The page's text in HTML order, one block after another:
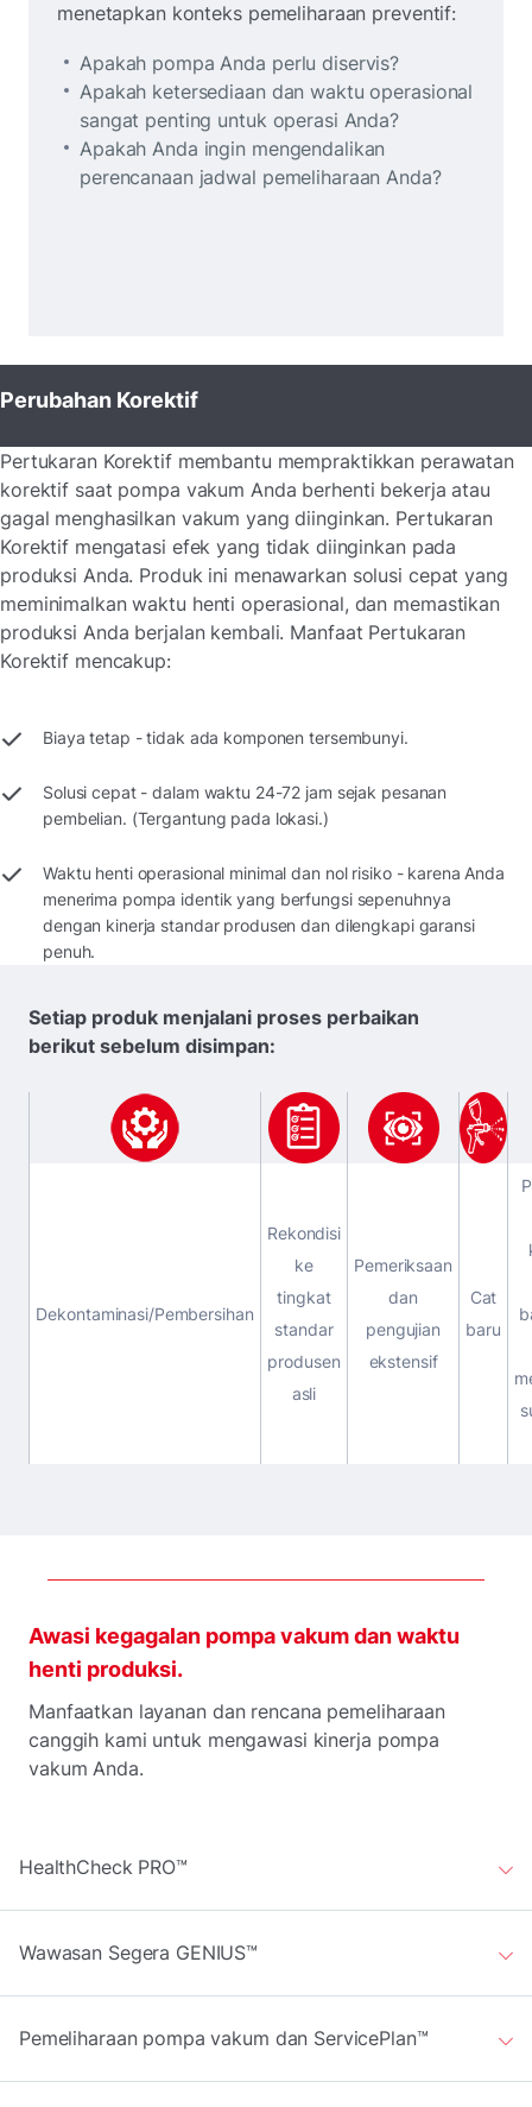
menetapkan konteks pemeliharaan preventif:
Apakah pompa Anda perlu diservis?
Apakah ketersediaan dan waktu operasional
sangat penting untuk operasi Anda?
Apakah Anda ingin mengendalikan
perencanaan jadwal pemeliharaan Anda?
Perubahan Korektif
Pertukaran Korektif membantu mempraktikkan perawatan
korektif saat pompa vakum Anda berhenti bekerja atau
gagal menghasilkan vakum yang diinginkan. Pertukaran
Korektif mengatasi efek yang tidak diinginkan pada
produksi Anda. Produk ini menawarkan solusi cepat yang
meminimalkan waktu henti operasional, dan memastikan
produksi Anda berjalan kembali. Manfaat Pertukaran
Korektif mencakup:
Biaya tetap - tidak ada komponen tersembunyi.
Solusi cepat - dalam waktu 24-72 jam sejak pesanan
pembelian. (Tergantung pada lokasi.)
Waktu henti operasional minimal dan nol risiko - karena Anda
menerima pompa identik yang berfungsi sepenuhnya
dengan kinerja standar produsen dan dilengkapi garansi
penuh.
Setiap produk menjalani proses perbaikan
berikut sebelum disimpan:
Dekontaminasi/Pembersihan
Rekondisi
ke
tingkat
standar
produsen
asli
Pemeriksaan
dan
pengujian
ekstensif
Cat
baru
Awasi kegagalan pompa vakum dan waktu
henti produksi.
Manfaatkan layanan dan rencana pemeliharaan
canggih kami untuk mengawasi kinerja pompa
vakum Anda.
HealthCheck PRO™
Wawasan Segera GENIUS™
Pemeliharaan pompa vakum dan ServicePlan™